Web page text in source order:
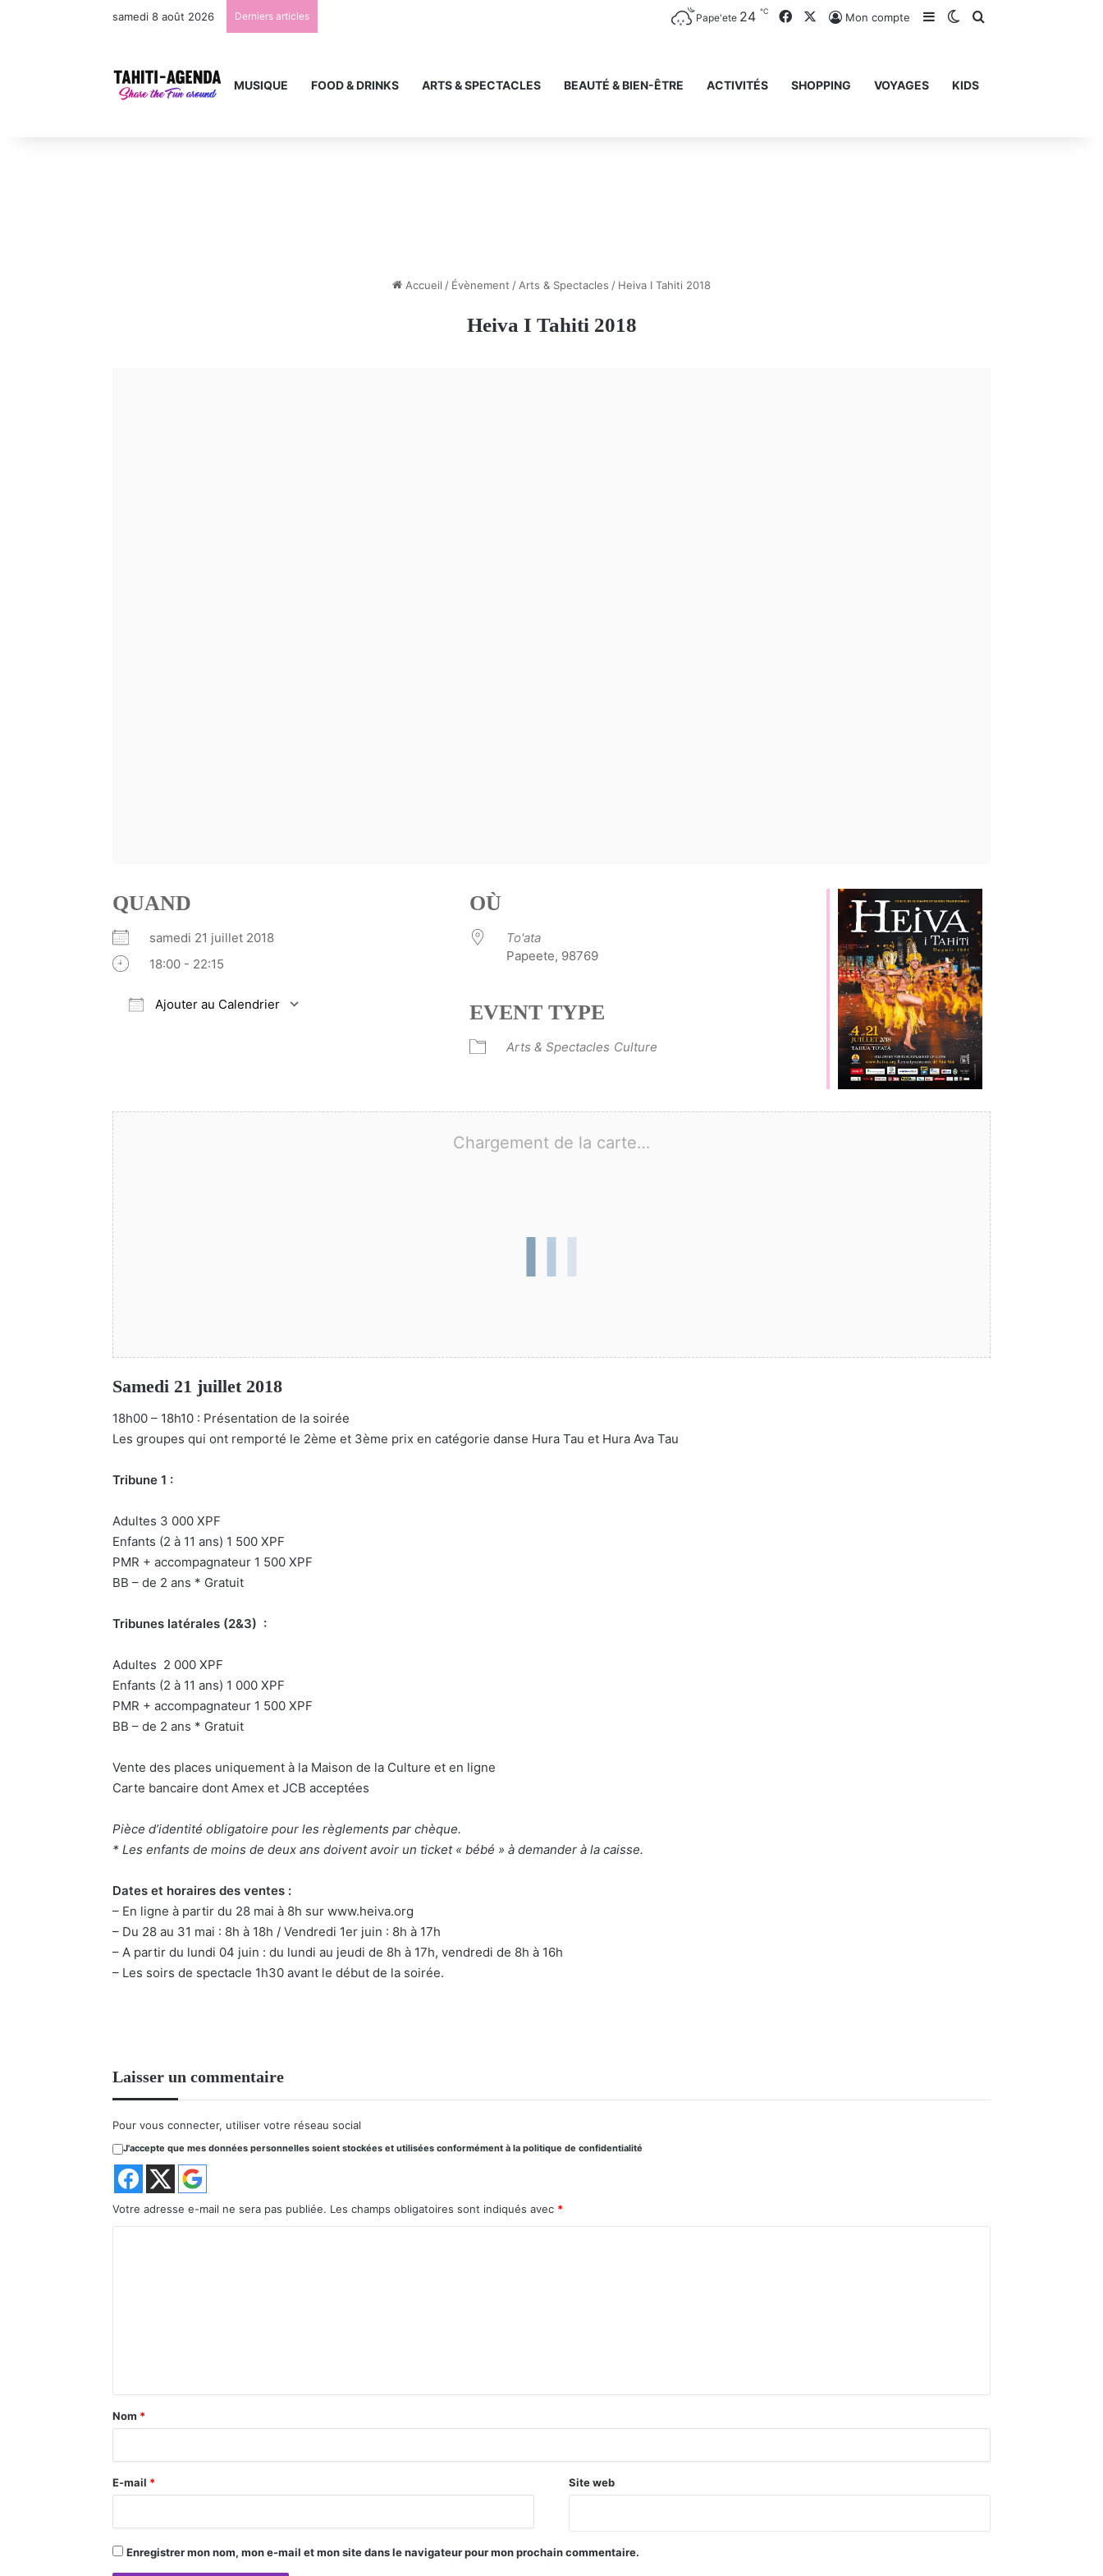
samedi 8 août 2026 Derniers articles Pape'ete 24 ℃ FacebookMon compte Sidebar (barre latérale)
Switch skin
MUSIQUE FOOD & DRINKS ARTS & SPECTACLES BEAUTÉ & BIEN-ÊTRE ACTIVITÉS SHOPPING VOYAGES KIDS
Accueil / Évènement / Arts & Spectacles / Heiva I Tahiti 2018
Heiva I Tahiti 2018
QUAND
samedi 21 juillet 2018
18:00 - 22:15
Ajouter au Calendrier
OÙ
To'ata
Papeete, 98769
EVENT TYPE
Arts & Spectacles Culture
Chargement de la carte…
Samedi 21 juillet 2018
18h00 – 18h10 : Présentation de la soirée
Les groupes qui ont remporté le 2ème et 3ème prix en catégorie danse Hura Tau et Hura Ava Tau
Tribune 1 :
Adultes 3 000 XPF
Enfants (2 à 11 ans) 1 500 XPF
PMR + accompagnateur 1 500 XPF
BB – de 2 ans * Gratuit
Tribunes latérales (2&3) :
Adultes 2 000 XPF
Enfants (2 à 11 ans) 1 000 XPF
PMR + accompagnateur 1 500 XPF
BB – de 2 ans * Gratuit
Vente des places uniquement à la Maison de la Culture et en ligne
Carte bancaire dont Amex et JCB acceptées
Pièce d’identité obligatoire pour les règlements par chèque.
* Les enfants de moins de deux ans doivent avoir un ticket « bébé » à demander à la caisse.
Dates et horaires des ventes :
– En ligne à partir du 28 mai à 8h sur www.heiva.org
– Du 28 au 31 mai : 8h à 18h / Vendredi 1er juin : 8h à 17h
– A partir du lundi 04 juin : du lundi au jeudi de 8h à 17h, vendredi de 8h à 16h
– Les soirs de spectacle 1h30 avant le début de la soirée.
Laisser un commentaire
Pour vous connecter, utiliser votre réseau social
J'accepte que mes données personnelles soient stockées et utilisées conformément à la politique de confidentialité
Votre adresse e-mail ne sera pas publiée. Les champs obligatoires sont indiqués avec *
a
r
e
Nom *
E-mail * Site web
Enregistrer mon nom, mon e-mail et mon site dans le navigateur pour mon prochain commentaire.